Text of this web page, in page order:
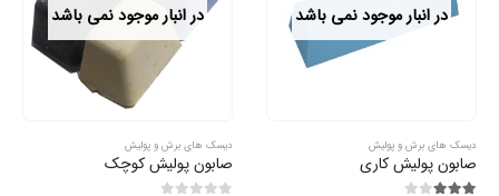
در انبار موجود نمی باشد
دیسک های برش و پولیش
صابون پولیش کاری
در انبار موجود نمی باشد
دیسک های برش و پولیش
صابون پولیش کوچک